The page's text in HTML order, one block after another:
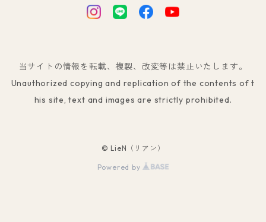
当サイトの情報を転載、複製、改変等は禁止いたします。
Unauthorized copying and replication of the contents of t
his site, text and images are strictly prohibited.
© LieN（リアン）
Powered by